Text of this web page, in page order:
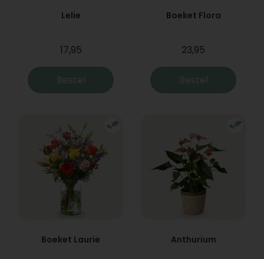
Lelie
17,95
Bestel
Boeket Flora
23,95
Bestel
Boeket Laurie Anthurium